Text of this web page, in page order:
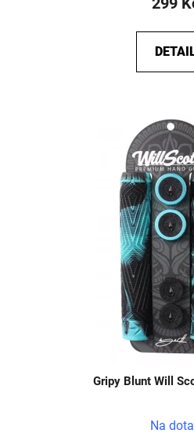
Gripy Blunt Will
Na